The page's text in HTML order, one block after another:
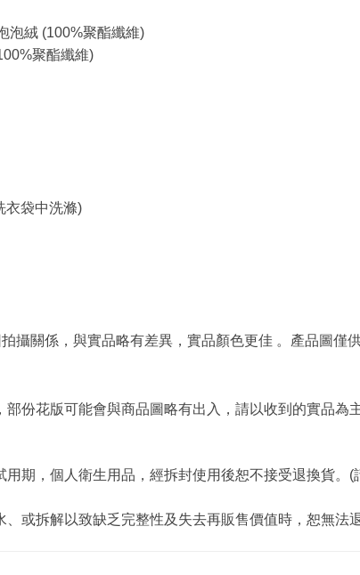
泡絨 (100%聚酯纖維)
聚酯纖維)
衣袋中洗滌)
攝關係，與實品略有差異，實品顏色更佳 。產品圖僅
份花版可能會與商品圖略有出入，請以收到的實品為主
用期，個人衛生用品，經拆封使用後恕不接受退換貨。
或拆解以致缺乏完整性及失去再販售價值時，恕無法